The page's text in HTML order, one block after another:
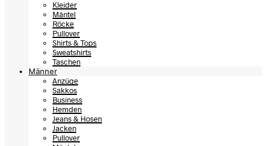
Kleider
Mäntel
Röcke
Pullover
Shirts & Tops
Sweatshirts
Taschen
Männer
Anzüge
Sakkos
Business
Hemden
Jeans & Hosen
Jacken
Pullover